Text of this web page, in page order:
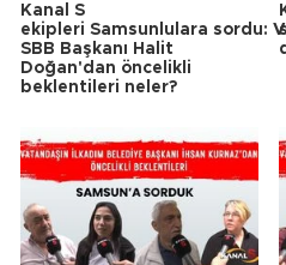
Kanal S
ekipleri Samsunlulara sordu:
SBB Başkanı Halit
Doğan'dan öncelikli
beklentileri neler?